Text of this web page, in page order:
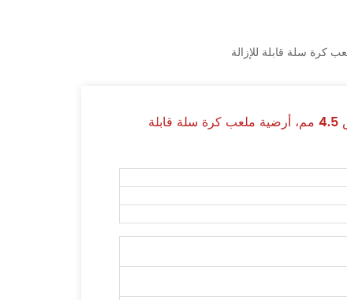
أرضيات رياضية PVC مقاومة للحرارة مقاس 4.5 مم، أرضية ملعب كرة سلة قابلة